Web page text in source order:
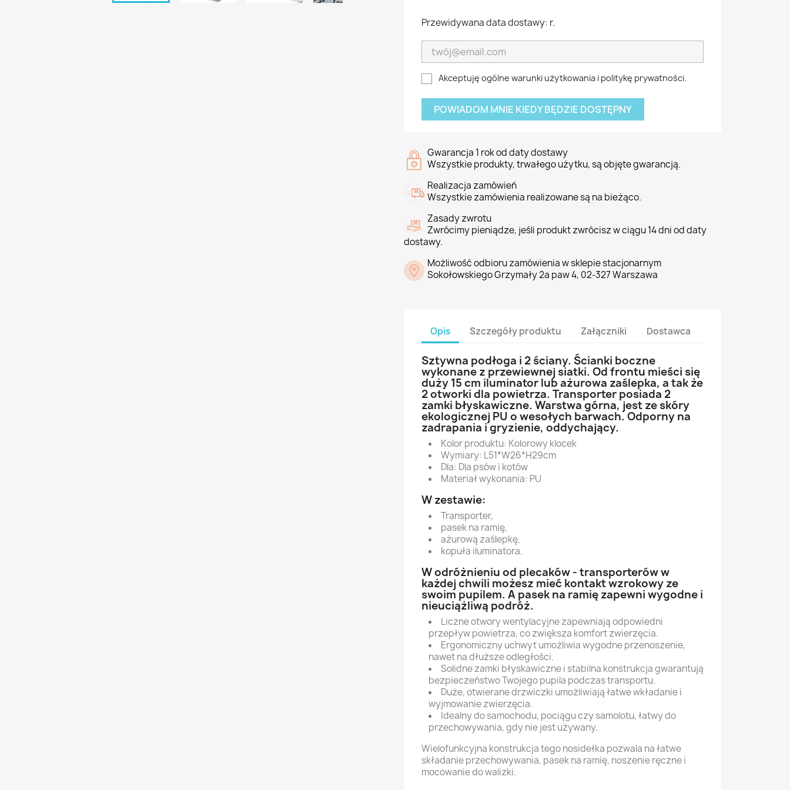
Przewidywana data dostawy: r.
Akceptuję ogólne warunki użytkowania i politykę prywatności.
POWIADOM MNIE KIEDY BĘDZIE DOSTĘPNY
Gwarancja 1 rok od daty dostawy
Wszystkie produkty, trwałego użytku, są objęte gwarancją.
Realizacja zamówień
Wszystkie zamówienia realizowane są na bieżąco.
Zasady zwrotu
Zwrócimy pieniądze, jeśli produkt zwrócisz w ciągu 14 dni od daty
dostawy.
Możliwość odbioru zamówienia w sklepie stacjonarnym
Sokołowskiego Grzymały 2a paw 4, 02-327 Warszawa
Opis Szczegóły produktu Załączniki Dostawca
Sztywna podłoga i 2 ściany. Ścianki boczne
wykonane z przewiewnej siatki. Od frontu mieści się
duży 15 cm iluminator lub ażurowa zaślepka, a tak że
2 otworki dla powietrza. Transporter posiada 2
zamki błyskawiczne. Warstwa górna, jest ze skóry
ekologicznej PU o wesołych barwach. Odporny na
zadrapania i gryzienie, oddychający.
Kolor produktu: Kolorowy klocek
Wymiary: L51*W26*H29cm
Dla: Dla psów i kotów
Materiał wykonania: PU
W zestawie:
Transporter,
pasek na ramię,
ażurową zaślepkę,
kopuła iluminatora.
W odróżnieniu od plecaków - transporterów w
każdej chwili możesz mieć kontakt wzrokowy ze
swoim pupilem. A pasek na ramię zapewni wygodne i
nieuciążliwą podróż.
Liczne otwory wentylacyjne zapewniają odpowiedni
przepływ powietrza, co zwiększa komfort zwierzęcia.
Ergonomiczny uchwyt umożliwia wygodne przenoszenie,
nawet na dłuższe odległości.
Solidne zamki błyskawiczne i stabilna konstrukcja gwarantują
bezpieczeństwo Twojego pupila podczas transportu.
Duże, otwierane drzwiczki umożliwiają łatwe wkładanie i
wyjmowanie zwierzęcia.
Idealny do samochodu, pociągu czy samolotu, łatwy do
przechowywania, gdy nie jest używany.
Wielofunkcyjna konstrukcja tego nosidełka pozwala na łatwe
składanie przechowywania, pasek na ramię, noszenie ręczne i
mocowanie do walizki.